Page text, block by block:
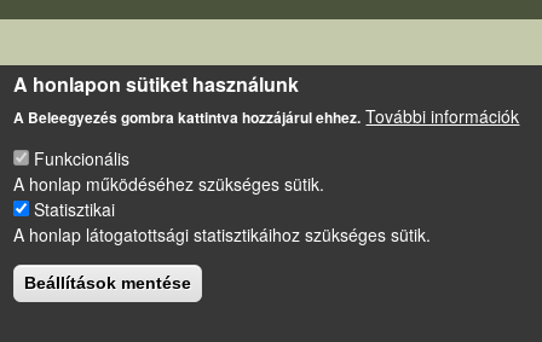
A honlapon sütiket használunk
A Beleegyezés gombra kattintva hozzájárul ehhez. További információk
Funkcionális
A honlap működéséhez szükséges sütik.
Statisztikai
A honlap látogatottsági statisztikáihoz szükséges sütik.
Beállítások mentése